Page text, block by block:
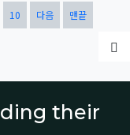
지10
페이지 다음 맨끝
their